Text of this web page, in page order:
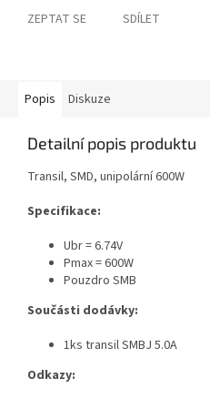
ZEPTAT SE SDÍLET
Popis Diskuze
Detailní popis produktu
Transil, SMD, unipolární 600W
Specifikace:
Ubr = 6.74V
Pmax = 600W
Pouzdro SMB
Součásti dodávky:
1ks transil SMBJ 5.0A
Odkazy: